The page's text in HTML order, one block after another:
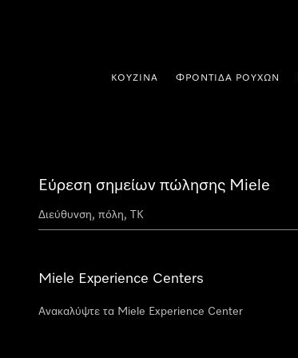
ΚΟΥΖΊΝΑ ΦΡΟΝΤΊΔΑ ΡΟΎΧΩΝ
Εύρεση σημείων πώλησης Miele
Miele Experience Centers
Ανακαλύψτε τα Miele Experience Center